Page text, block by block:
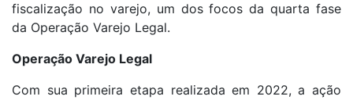
fiscalização no varejo, um dos focos da quarta fase
da Operação Varejo Legal.
Operação Varejo Legal
Com sua primeira etapa realizada em 2022, a ação